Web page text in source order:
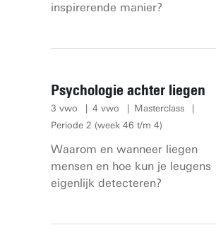
inspirerende manier?
Psychologie achter liegen
3 vwo 4 vwo
Masterclass
Periode 2 (week 46 t/m 4)
Waarom en wanneer liegen
mensen en hoe kun je leugens
eigenlijk detecteren?